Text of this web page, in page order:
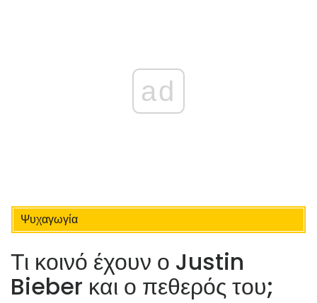
ad
Ψυχαγωγία
Τι κοινό έχουν ο Justin
Bieber και ο πεθερός του;